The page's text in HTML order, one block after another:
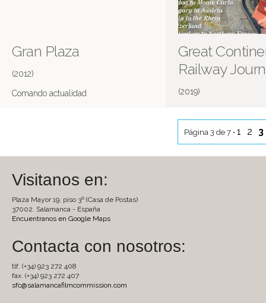
Gran Plaza
(2012)
Comando actualidad
Great
Railway
(2019)
Página 3 de 7 • 1 2 3
Visitanos en:
Plaza Mayor 19, piso 3º (Casa de Postas)
37002. Salamanca - España
Encuentranos en Google Maps
Contacta con nosotros:
tlf. (+34) 923 272 408
fax. (+34) 923 272 407
sfc@salamancafilmcommission.com